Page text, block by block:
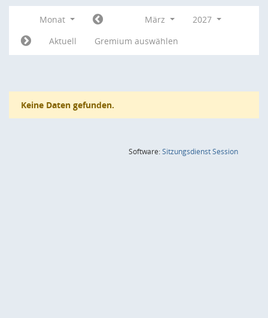
Monat März
2027
Aktuell
Gremium auswählen
Keine Daten gefunden.
Software:SitzungsdienstSession(Wird in